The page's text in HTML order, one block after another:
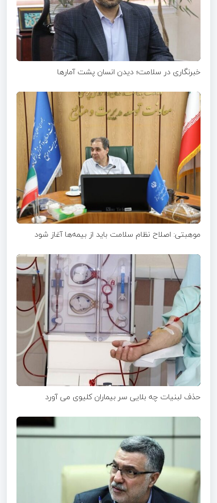
خبرنگاری در سلامت؛ دیدن انسان پشت آمارها
موهبتی: اصلاح نظام سلامت باید از بیمه‌ها آغاز شود
حذف لبنیات چه بلایی سر بیماران کلیوی می آورد